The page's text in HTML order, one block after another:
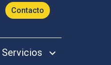
Contacto
Servicios